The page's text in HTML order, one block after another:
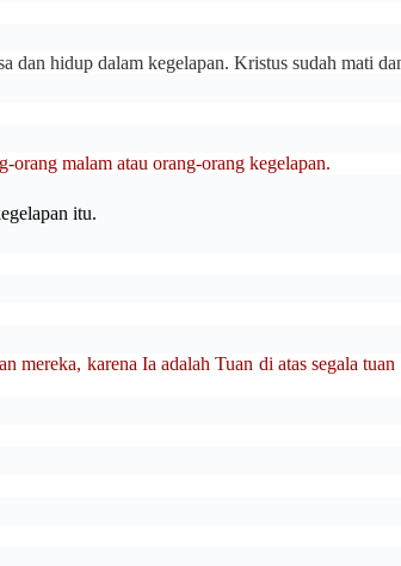
dan hidup dalam kegelapan. Kristus sudah mati
orang malam atau orang-orang kegelapan.
itu.
karena Ia adalah Tuan di atas segala